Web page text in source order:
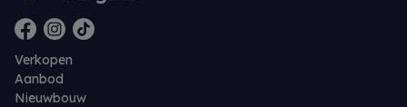
Verkopen
Aanbod
Nieuwbouw